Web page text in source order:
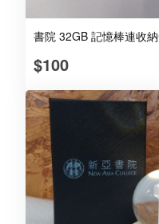
書院 32GB 記憶棒連收
$100